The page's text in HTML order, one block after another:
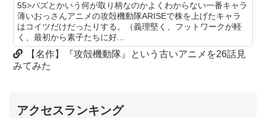
55>パズとかいう何が取り柄なのかよくわからない一番キャラ
薄いおっさんアニメの攻殻機動隊ARISEで株を上げたキャラ
はコイツだけだったりする。（義理堅く、フットワークが軽
く、最初から素子たちに好...
【名作】『攻殻機動隊』という古いアニメを26話見
みてみた
アクセスランキング